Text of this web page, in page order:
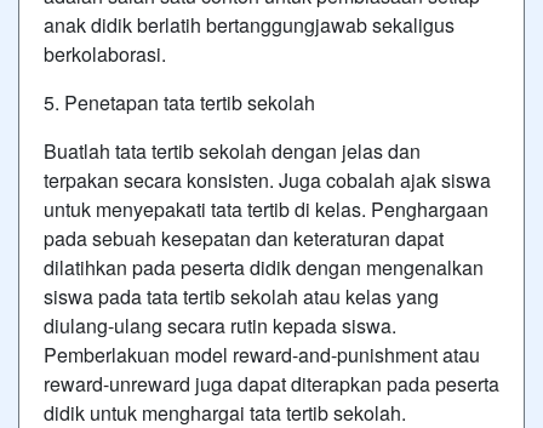
anak didik berlatih bertanggungjawab sekaligus
berkolaborasi.
5. Penetapan tata tertib sekolah
Buatlah tata tertib sekolah dengan jelas dan
terpakan secara konsisten. Juga cobalah ajak siswa
untuk menyepakati tata tertib di kelas. Penghargaan
pada sebuah kesepatan dan keteraturan dapat
dilatihkan pada peserta didik dengan mengenalkan
siswa pada tata tertib sekolah atau kelas yang
diulang-ulang secara rutin kepada siswa.
Pemberlakuan model reward-and-punishment atau
reward-unreward juga dapat diterapkan pada peserta
didik untuk menghargai tata tertib sekolah.